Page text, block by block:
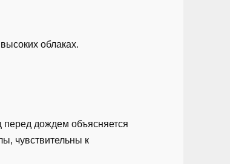
облаках.
дождем объясняется
чувствительны к